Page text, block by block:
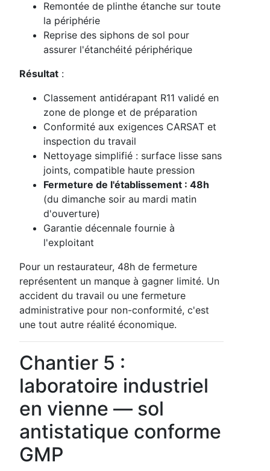
Remontée de plinthe étanche sur toute
la périphérie
Reprise des siphons de sol pour
assurer l'étanchéité périphérique
Résultat :
Classement antidérapant R11 validé en
zone de plonge et de préparation
Conformité aux exigences CARSAT et
inspection du travail
Nettoyage simplifié : surface lisse sans
joints, compatible haute pression
Fermeture de l'établissement : 48h
(du dimanche soir au mardi matin
d'ouverture)
Garantie décennale fournie à
l'exploitant
Pour un restaurateur, 48h de fermeture
représentent un manque à gagner limité. Un
accident du travail ou une fermeture
administrative pour non-conformité, c'est
une tout autre réalité économique.
Chantier 5 :
laboratoire industriel
en vienne — sol
antistatique conforme
GMP